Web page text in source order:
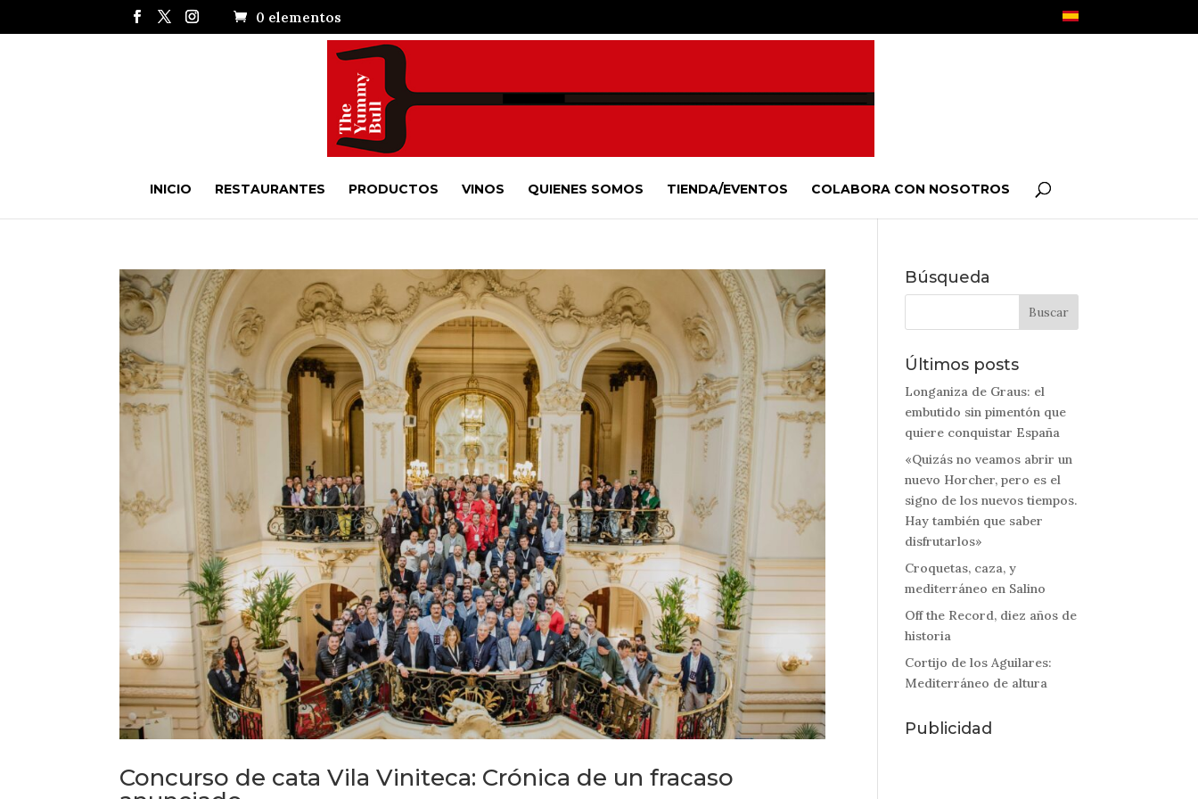
0 elementos
INICIO RESTAURANTES PRODUCTOS VINOS QUIENES SOMOS TIENDA/EVENTOS COLABORA CON NOSOTROS
Concurso de cata Vila Viniteca: Crónica de un fracaso
Búsqueda
Últimos posts
Longaniza de Graus: el
embutido sin pimentón que
quiere conquistar España
«Quizás no veamos abrir un
nuevo Horcher, pero es el
signo de los nuevos tiempos.
Hay también que saber
disfrutarlos»
Croquetas, caza, y
mediterráneo en Salino
Off the Record, diez años de
historia
Cortijo de los Aguilares:
Mediterráneo de altura
Publicidad